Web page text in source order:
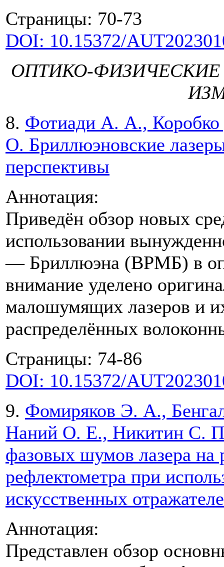
Страницы: 70-73
DOI: 10.15372/
ОПТИКО-
8. Фотиади А. А.,
О. Бриллюэновские
перспективы
Аннотация:
Приведён обзор новых
использовании
— Бриллюэна (ВРМБ) в
внимание уделено
малошумящих лазеров и
распределённых
Страницы: 74-86
DOI: 10.15372/
9. Фомиряков Э. А.,
Наний О. Е., Никитин С.
фазовых шумов лазера на
рефлектометра при
искусственных
Аннотация:
Представлен обзор